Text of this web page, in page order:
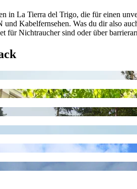
in La Tierra del Trigo, die für einen
Kabelfernsehen. Was du dir also
für Nichtraucher sind oder über